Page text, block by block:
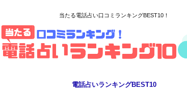
当たる電話占い口コミランキングBEST10！
電話占いランキングBEST10